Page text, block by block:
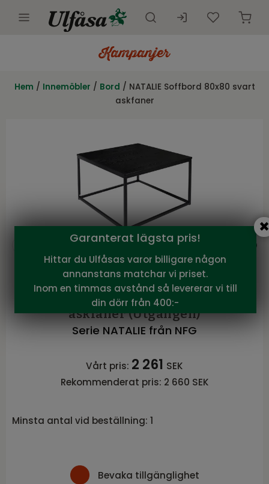
Innemöbler
Kampanjer
Hem / Innemöbler / Bord / NATALIE Soffbord 80x80 svart
askfaner
NFG
NATALIE Soffbord 80x80 svart
askfaner (Utgången)
Serie NATALIE från NFG
Vårt pris: 2 261 SEK
Rekommenderat pris: 2 660 SEK
Minsta antal vid beställning: 1
Bevaka tillgänglighet
Garanterat lägsta pris!
Hittar du Ulfåsas varor billigare någon
annanstans matchar vi priset.
Inom en timmas avstånd så levererar vi till
din dörr från 400:-